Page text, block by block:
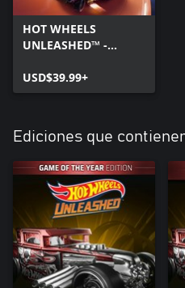
HOT WHEELS
UNLEASHED™ -
USD$39.99+
Ediciones que